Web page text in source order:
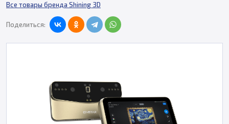
Все товары бренда Shining 3D
Поделиться: